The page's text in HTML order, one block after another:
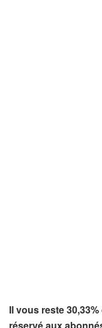
Il vous reste